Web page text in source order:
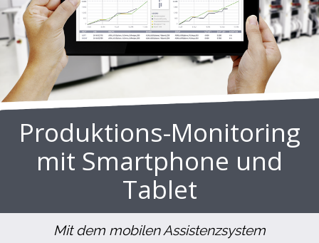
Produktions-Monitoring
mit Smartphone und
Tablet
Mit dem mobilen Assistenzsystem